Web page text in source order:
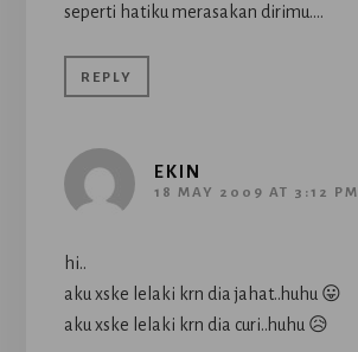
seperti hatiku merasakan dirimu….
REPLY
EKIN
18 MAY 2009 AT 3:12 PM
hi..
aku xske lelaki krn dia jahat..huhu 😛
aku xske lelaki krn dia curi..huhu 😥